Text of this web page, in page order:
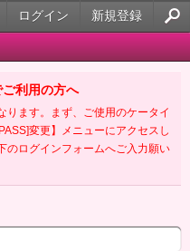
新規登録
ログイン
利用の方へ
ります。まず、ご使用のケータイ
変更】メニューにアクセスし
のログインフォームへご入力願い